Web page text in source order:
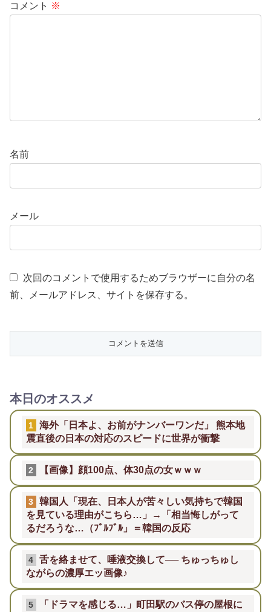
コメント ※
名前
メール
次回のコメントで使用するためブラウザーに自分の名
前、メールアドレス、サイトを保存する。
本日のオススメ
1
海外「日本よ、お前がナンバーワンだ」 熊本地
震直後の日本の対応のスピードに世界が衝撃
2 【画像】顔100点、体30点の女ｗｗｗ
3
韓国人「現在、日本人が苦々しい気持ちで韓国
を見ている理由がこちら…」→「相当悔しがって
るだろうな…（ﾌﾞﾙﾌﾞﾙ」＝韓国の反応
4
舌を絡ませて、唾液交換して── ちゅっちゅし
ながらの濃厚エッ画像♪
5
「ドラマを感じる…」町田駅のバス停の屋根に